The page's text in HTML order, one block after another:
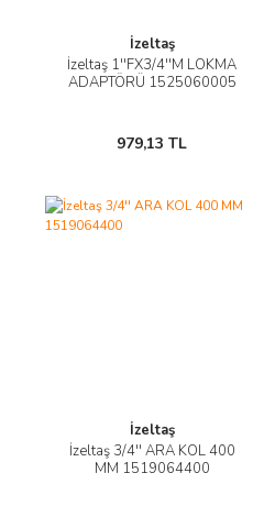
İzeltaş
İzeltaş 1''FX3/4''M LOKMA
ADAPTÖRÜ 1525060005
979,13 TL
İzeltaş
İzeltaş 3/4'' ARA KOL 400
MM 1519064400